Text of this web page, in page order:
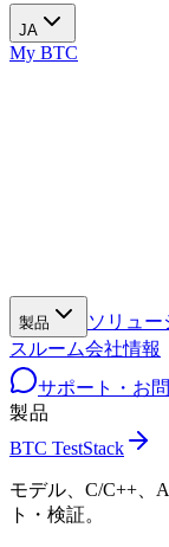
JA
My BTC
製品 ソリュー
スルーム会社情報
サポート・お
製品
BTC TestStack
モデル、C/C++、
ト・検証。